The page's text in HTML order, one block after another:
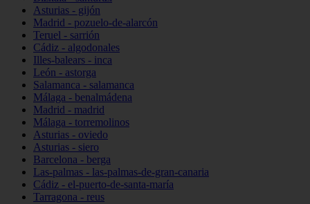
Asturias - gijón
Madrid - pozuelo-de-alarcón
Teruel - sarrión
Cádiz - algodonales
Illes-balears - inca
León - astorga
Salamanca - salamanca
Málaga - benalmádena
Madrid - madrid
Málaga - torremolinos
Asturias - oviedo
Asturias - siero
Barcelona - berga
Las-palmas - las-palmas-de-gran-canaria
Cádiz - el-puerto-de-santa-maría
Tarragona - reus